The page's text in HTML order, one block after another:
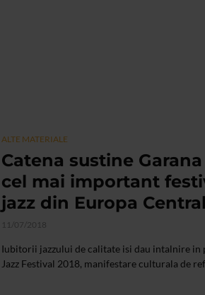
ALTE MATERIALE
Catena sustine
cel mai important
jazz din Europa
11/07/2018
Iubitorii jazzului de calitate isi dau intalnire in
Jazz Festival 2018, manifestare culturala de